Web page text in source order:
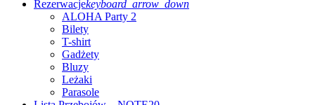
Rezerwacjekeyboard_arrow_down
ALOHA Party 2
Bilety
T-shirt
Gadżety
Bluzy
Leżaki
Parasole